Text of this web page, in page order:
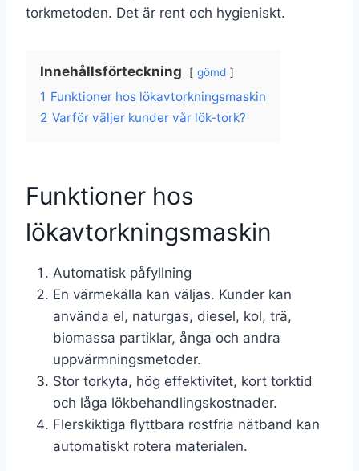
torkmetoden. Det är rent och hygieniskt.
Innehållsförteckning gömd
1 Funktioner hos lökavtorkningsmaskin
2 Varför väljer kunder vår lök-tork?
Funktioner hos
lökavtorkningsmaskin
Automatisk påfyllning
En värmekälla kan väljas. Kunder kan
använda el, naturgas, diesel, kol, trä,
biomassa partiklar, ånga och andra
uppvärmningsmetoder.
Stor torkyta, hög effektivitet, kort torktid
och låga lökbehandlingskostnader.
Flerskiktiga flyttbara rostfria nätband kan
automatiskt rotera materialen.